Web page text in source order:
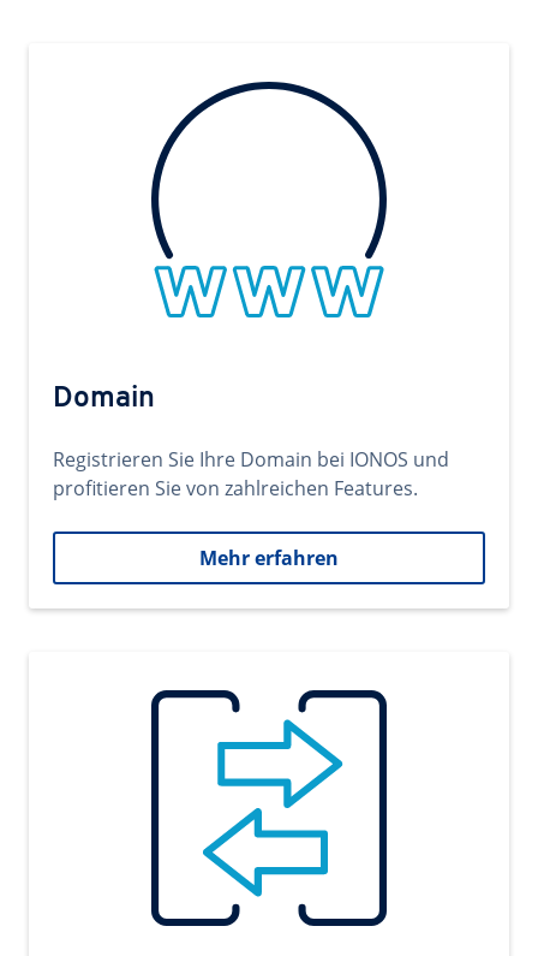
Domain
Registrieren Sie Ihre Domain bei IONOS und
profitieren Sie von zahlreichen Features.
Mehr erfahren